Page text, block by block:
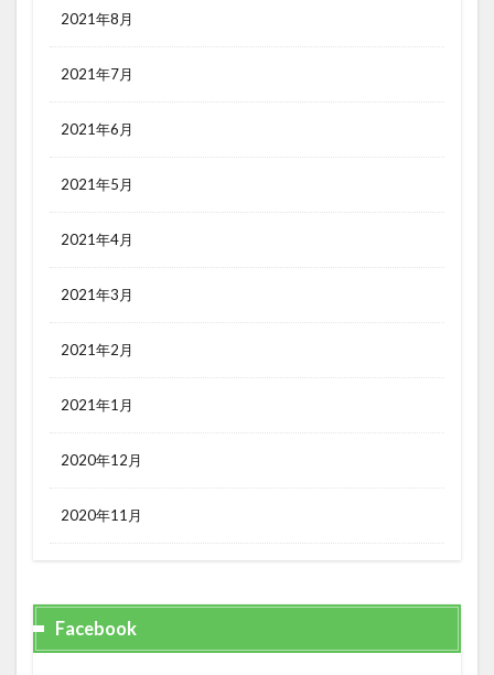
2021年8月
2021年7月
2021年6月
2021年5月
2021年4月
2021年3月
2021年2月
2021年1月
2020年12月
2020年11月
Facebook